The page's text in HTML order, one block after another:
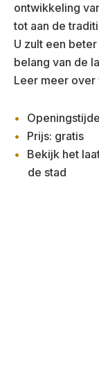
ontwikkeling
tot aan de
U zult een
belang van de
Leer meer over
Prijs: gratis
Bekijk het
de stad